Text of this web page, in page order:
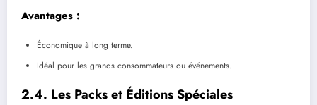
Avantages :
Économique à long terme.
Idéal pour les grands consommateurs ou événements.
2.4. Les Packs et Éditions Spéciales